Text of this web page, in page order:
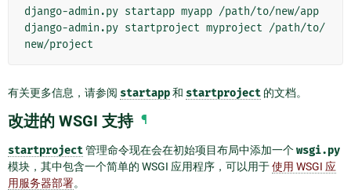
django-admin.py startapp myapp /path/to/new/app
django-admin.py startproject myproject /path/to/
有关更多信息，请参阅 startapp和 startproject 的文档。
改进的 WSGI 支持 ¶
startproject管理命令现在会在初始项目布局中添加一个wsgi.py
模块，其中包含一个简单的 WSGI 应用程序，可以用于使用 WSGI 应
用服务器部署。